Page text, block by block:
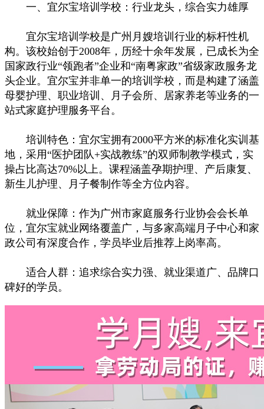
一、宜尔宝培训学校：行业龙头，综合实力雄厚
宜尔宝培训学校是广州月嫂培训行业的标杆性机
构。该校始创于2008年，历经十余年发展，已成长为全
国家政行业“领跑者”企业和“南粤家政”省级家政服务龙
头企业。宜尔宝并非单一的培训学校，而是构建了涵盖
母婴护理、职业培训、月子会所、居家养老等业务的一
站式家庭护理服务平台。
培训特色：宜尔宝拥有2000平方米的标准化实训基
地，采用“医护团队+实战教练”的双师制教学模式，实
操占比高达70%以上。课程涵盖孕期护理、产后康复、
新生儿护理、月子餐制作等全方位内容。
就业保障：作为广州市家庭服务行业协会会长单
位，宜尔宝就业网络覆盖广，与多家高端月子中心和家
政公司有深度合作，学员毕业后推荐上岗率高。
适合人群：追求综合实力强、就业渠道广、品牌口
碑好的学员。